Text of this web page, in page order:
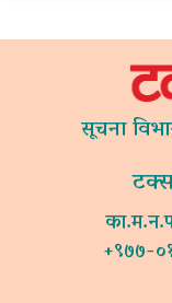
सूचना
+९७७-